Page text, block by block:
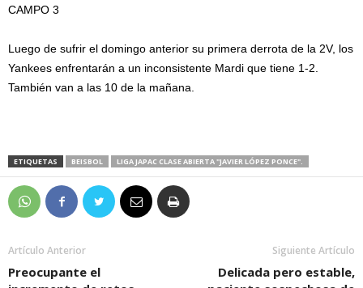
CAMPO 3
Luego de sufrir el domingo anterior su primera derrota de la 2V, los
Yankees enfrentarán a un inconsistente Mardi que tiene 1-2.
También van a las 10 de la mañana.
ETIQUETAS BEISBOL LIGA JAPAC CLASE ABIERTA "JAVIER LÓPEZ PONCE".
Artículo Anterior
Preocupante el
Siguiente Artículo
Delicada pero estable,